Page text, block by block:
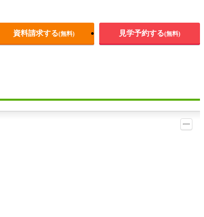
資料請求する(無料) 見学予約する(無料)